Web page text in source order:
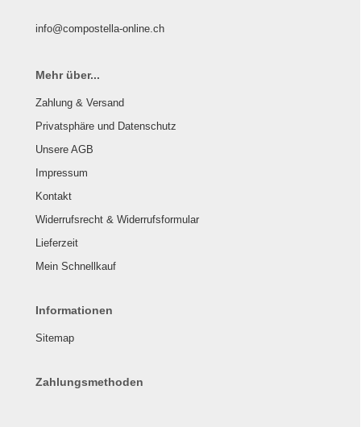
info@compostella-online.ch
Mehr über...
Zahlung & Versand
Privatsphäre und Datenschutz
Unsere AGB
Impressum
Kontakt
Widerrufsrecht & Widerrufsformular
Lieferzeit
Mein Schnellkauf
Informationen
Sitemap
Zahlungsmethoden